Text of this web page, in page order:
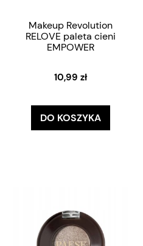
Makeup Revolution
RELOVE paleta cieni
EMPOWER
10,99 zł
DO KOSZYKA